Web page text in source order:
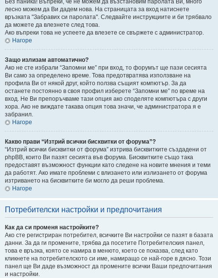
Без паника! Въпреки, че не можем да възстановим паролата Ви, много
лесно можем да Ви дадем нова. На страницата за вход натиснете
връзката "Забравих си паролата". Следвайте инструкциите и би трябвало
да можете да влезнете след това.
Ако въпреки това не успеете да влезете се свържете с администратор.
Нагоре
Защо излизам автоматично?
Ако не сте избрали “Запомни ме” при вход, то форумът ще пази сесията
Ви само за определено време. Това предотвратява използване на
профила Ви от някой друг, който ползва същият компютър. За да
останете постоянно в своя профил изберете “Запомни ме” по време на
вход. Не Ви препоръчваме тази опция ако споделяте компютъра с други
хора. Ако не виждате такава опция това значи, че администратора я е
забранил.
Нагоре
Какво прави “Изтрий всички бисквитки от форума”?
“Изтрий всички бисквитки от форума” изтрива бисквитките създадени от
phpBB, които Ви пазят сесията във форума. Бисквитките също така
предоставят възможност функции като следене на новите мнения и теми
да работят. Ако имате проблеми с влизането или излизането от форума
изтриването на бисквитките би могло да реши проблема.
Нагоре
Потребителски настройки и предпочитания
Как да си променя настройките?
Ако сте регистриран потребител, всичките Ви настройки се пазят в базата
данни. За да ги промените, трябва да посетите Потребителския панел,
това е връзка, която се намира в менюто, което се показва, след като
кликнете на потребителското си име, намиращо се най-горе в дясно. Този
панел ще Ви даде възможност да промените всички Ваши предпочитания
и настройки.